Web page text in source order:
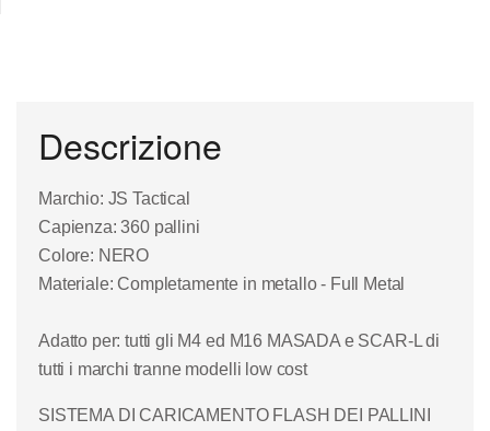
Descrizione
Marchio: JSTactical
Capienza: 360 pallini
Colore: NERO
Materiale: Completamente in metallo - Full Metal
Adatto per: tutti gli M4 ed M16 MASADA e SCAR-L di
tutti i marchi tranne modelli low cost
SISTEMA DI CARICAMENTO FLASH DEI PALLINI